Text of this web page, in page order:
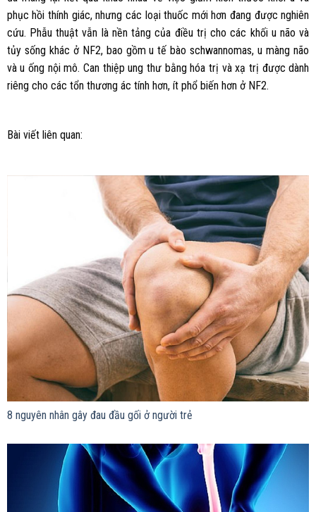
phục hồi thính giác, nhưng các loại thuốc mới hơn đang được nghiên
cứu. Phẫu thuật vẫn là nền tảng của điều trị cho các khối u não và
tủy sống khác ở NF2, bao gồm u tế bào schwannomas, u màng não
và u ống nội mô. Can thiệp ung thư bằng hóa trị và xạ trị được dành
riêng cho các tổn thương ác tính hơn, ít phổ biến hơn ở NF2.
Bài viết liên quan:
8 nguyên nhân gây đau đầu gối ở người trẻ